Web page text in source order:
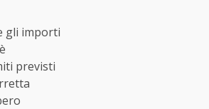
gli importi
previsti